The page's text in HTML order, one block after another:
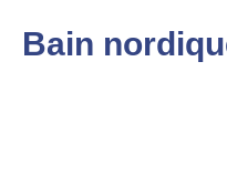
Bain